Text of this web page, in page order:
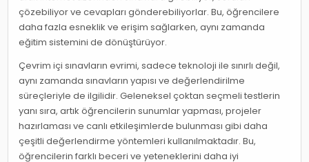
çözebiliyor ve cevapları gönderebiliyorlar. Bu, öğrencilere
daha fazla esneklik ve erişim sağlarken, aynı zamanda
eğitim sistemini de dönüştürüyor.
Çevrim içi sınavların evrimi, sadece teknoloji ile sınırlı değil,
aynı zamanda sınavların yapısı ve değerlendirilme
süreçleriyle de ilgilidir. Geleneksel çoktan seçmeli testlerin
yanı sıra, artık öğrencilerin sunumlar yapması, projeler
hazırlaması ve canlı etkileşimlerde bulunması gibi daha
çeşitli değerlendirme yöntemleri kullanılmaktadır. Bu,
öğrencilerin farklı beceri ve yeteneklerini daha iyi